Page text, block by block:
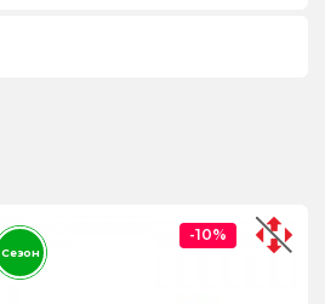
-10%
Сезон